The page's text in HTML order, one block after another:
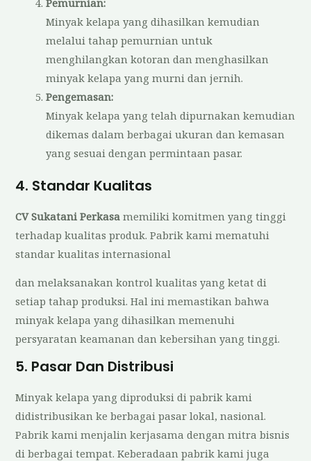
Pemurnian:
Minyak kelapa yang dihasilkan kemudian
melalui tahap pemurnian untuk
menghilangkan kotoran dan menghasilkan
minyak kelapa yang murni dan jernih.
Pengemasan:
Minyak kelapa yang telah dipurnakan kemudian
dikemas dalam berbagai ukuran dan kemasan
yang sesuai dengan permintaan pasar.
4. Standar Kualitas
CV Sukatani Perkasamemiliki komitmen yang tinggi
terhadap kualitas produk. Pabrik kami mematuhi
standar kualitas internasional
dan melaksanakan kontrol kualitas yang ketat di
setiap tahap produksi. Hal ini memastikan bahwa
minyak kelapa yang dihasilkan memenuhi
persyaratan keamanan dan kebersihan yang tinggi.
5. Pasar Dan Distribusi
Minyak kelapa yang diproduksi di pabrik kami
didistribusikan ke berbagai pasar lokal, nasional.
Pabrik kami menjalin kerjasama dengan mitra bisnis
di berbagai tempat. Keberadaan pabrik kami juga